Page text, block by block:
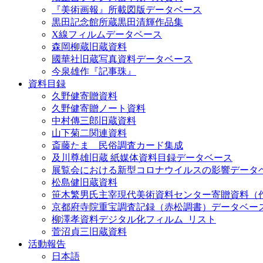
『美術画報』所載図版データベース
黒田記念館所蔵黒田清輝作品集
X線フィルムデータベース
森岡柳蔵旧蔵資料
國華社旧蔵写真資料データベース
今泉雄作『記事珠』
資料目録
久野健寄贈資料
久野健寄贈ノート資料
中村傳三郎旧蔵資料
山下菊二関連資料
斎藤たま 民俗調査カード集成
及川尊雄旧蔵 紙媒体資料目録データベース
展覧会における新型コロナウイルスの影響データ
松島健旧蔵資料
笹木繁男氏主宰現代美術資料センター寄贈資料（
京都府寺院重宝調査記録（赤松調書）データベー
柳澤孝資料デジタル化フィルム_リスト
菅沼貞三旧蔵資料
活動報告
日本語